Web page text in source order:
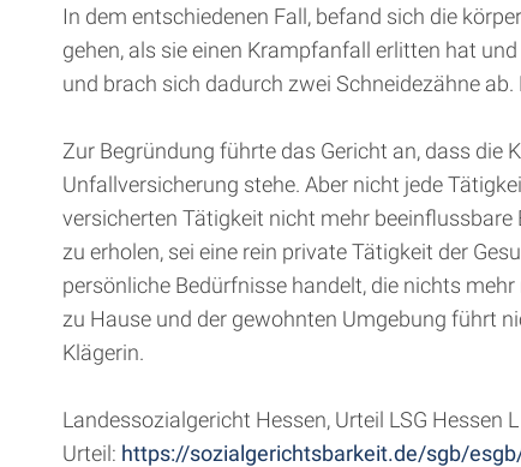
In dem entschiedenen Fall, befand sich die
gehen, als sie einen Krampfanfall erlitten hat
und brach sich dadurch zwei Schneidezähne
Zur Begründung führte das Gericht an, dass
Unfallversicherung stehe. Aber nicht jede
versicherten Tätigkeit nicht mehr
zu erholen, sei eine rein private Tätigkeit der
persönliche Bedürfnisse handelt, die nichts
zu Hause und der gewohnten Umgebung führt
Klägerin.
Landessozialgericht Hessen, Urteil LSG Hessen
Urteil: https://sozialgerichtsbarkeit.de/sgb/